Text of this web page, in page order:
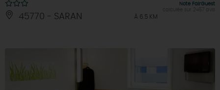
45770 - SARAN À 6.5 KM
Note FairGuest